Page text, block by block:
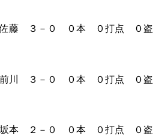
－０ ０本 ０打点 ０盗
－０ ０本 ０打点 ０盗
－０ ０本 ０打点 ０盗